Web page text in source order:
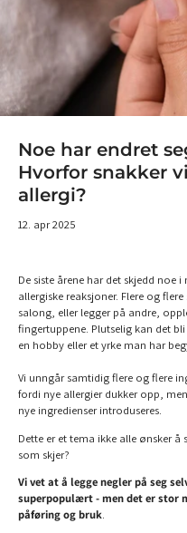
Noe har endret
Hvorfor snakker
allergi?
12. apr 2025
De siste årene har det skjedd noe
allergiske reaksjoner. Flere og
salong, eller legger på andre,
fingertuppene. Plutselig kan det
en hobby eller et yrke man har
Vi unngår samtidig flere og flere
fordi nye allergier dukker opp,
nye ingredienser introduseres.
Dette er et tema ikke alle ønsker
som skjer?
Vi vet at å legge negler på seg
superpopulært - men det er stor
påføring og bruk.